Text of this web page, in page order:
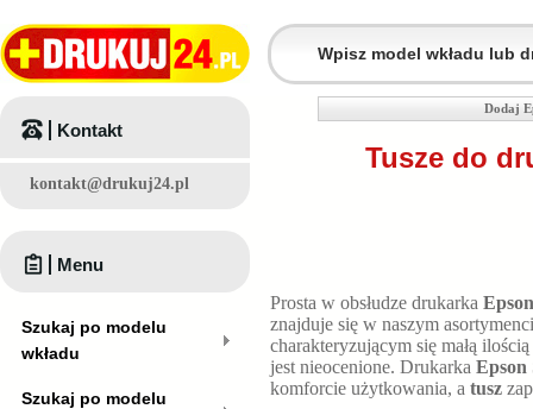
Dodaj
Tusze do
Prosta w obsłudze drukarka
znajduje się w naszym
charakteryzującym się małą
jest nieocenione. Drukarka Epson
komforcie użytkowania, a tusz
Kontakt
kontakt@drukuj24.pl
Menu
Szukaj po modelu
wkładu
Szukaj po modelu